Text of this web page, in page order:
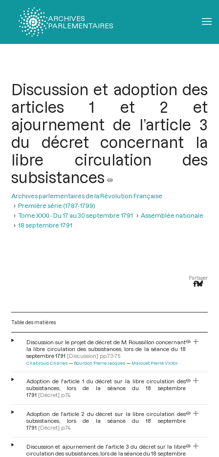
ARCHIVES
PARLEMENTAIRES
Discussion et adoption des
articles 1 et 2 et
ajournement de l’article 3
du décret concernant la
libre circulation des
subsistances
Archives parlementaires de la Révolution Française
Première série (1787-1799)
Tome XXXI - Du 17 au 30 septembre 1791
Assemblée nationale
18 septembre 1791
Partager
Table des matières
Discussion sur le projet de décret de M. Roussillon concernant
la libre circulation des subsistances, lors de la séance du 18
septembre 1791 [Discussion] pp.73-75
Chabroud Charles Bourdon Pierre Jacques Malouet Pierre Victor
Adoption de l'article 1 du décret sur la libre circulation des
subsistances, lors de la séance du 18 septembre
1791 [Décret] p.74
Adoption de l'article 2 du décret sur la libre circulation des
subsistances, lors de la séance du 18 septembre
1791 [Décret] p.74
Discussion et ajournement de l'article 3 du décret sur la libre
circulation des subsistances, lors de la séance du 18 septembre